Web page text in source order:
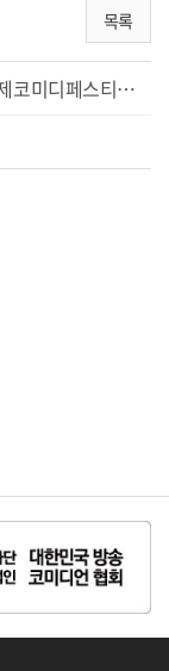
목록
[연합뉴스] 28일 해운대서 부산국제코미디페스티벌 쇼케이스 공연(2018.07.27)